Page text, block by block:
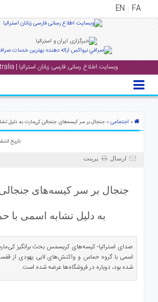
FA
EN
وبسایت اطلاع رسانی فارسی زبانان استرالیا | Voice Of Australia
منوی
اصلی
» اجتماعی» جنجال بر سر کیسه‌های جنجالی کی‌مارت به دلیل
تاریخ انتشار : 1402/
ارسال پرینت
جنجال بر سر کیسه‌های
به دلیل تشابه اسمی با
صدای استرالیا- کیسه‌های کریسمس بحث برانگیز
اسمی با گروه حماس و واکنش‌های لابی یهودی از
شده بود، دوباره در فروشگاه‌ها عرضه شده است.